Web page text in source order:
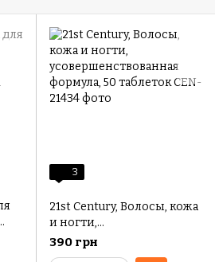
3
21st Century, Волосы, кожа
и ногти,
усовершенствованная
формула, 50 таблеток
390 грн